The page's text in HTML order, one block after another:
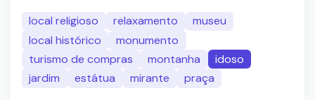
local religioso
relaxamento
museu
local histórico
monumento
turismo de compras
montanha
idoso
jardim
estátua mirante praça